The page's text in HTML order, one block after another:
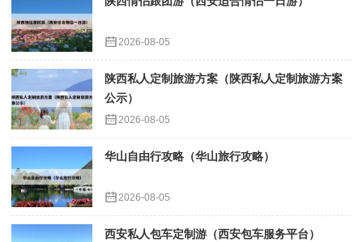
2026-08-05
陕西私人定制旅游方案（陕西私人定制旅游方案
公示）
2026-08-05
华山自由行攻略（华山旅行攻略）
2026-08-05
西安私人包车定制游（西安包车服务平台）